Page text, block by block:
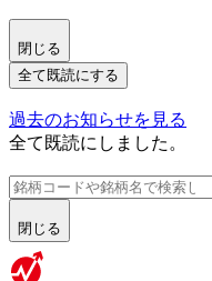
閉じる
全て既読にする
過去のお知らせを見る
全て既読にしました。
閉じる